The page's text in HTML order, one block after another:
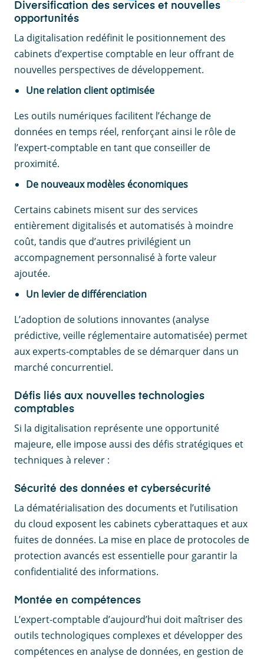
Diversification des services et nouvelles
opportunités
La digitalisation redéfinit le positionnement des
cabinets d’expertise comptable en leur offrant de
nouvelles perspectives de développement.
Une relation client optimisée
Les outils numériques facilitent l’échange de
données en temps réel, renforçant ainsi le rôle de
l’expert-comptable en tant que conseiller de
proximité.
De nouveaux modèles économiques
Certains cabinets misent sur des services
entièrement digitalisés et automatisés à moindre
coût, tandis que d’autres privilégient un
accompagnement personnalisé à forte valeur
ajoutée.
Un levier de différenciation
L’adoption de solutions innovantes (analyse
prédictive, veille réglementaire automatisée) permet
aux experts-comptables de se démarquer dans un
marché concurrentiel.
Défis liés aux nouvelles technologies
comptables
Si la digitalisation représente une opportunité
majeure, elle impose aussi des défis stratégiques et
techniques à relever :
Sécurité des données et cybersécurité
La dématérialisation des documents et l’utilisation
du cloud exposent les cabinets cyberattaques et aux
fuites de données. La mise en place de protocoles de
protection avancés est essentielle pour garantir la
confidentialité des informations.
Montée en compétences
L’expert-comptable d’aujourd’hui doit maîtriser des
outils technologiques complexes et développer des
compétences en analyse de données, en gestion de